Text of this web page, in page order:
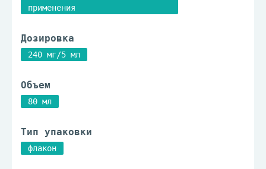
применения
Дозировка
240 мг/5 мл
Объем
80 мл
Тип упаковки
флакон